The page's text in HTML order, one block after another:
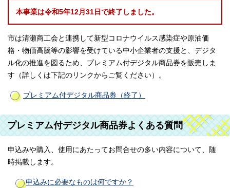
本事業は令和5年12月31日で終了しました。
市は清瀬商工会と連携して新型コロナウイルス感染症や原油価
格・物価高騰等の影響を受けている中小企業者の支援と、デジタ
ル化の推進を図るため、プレミアム付デジタル商品券を販売しま
す（詳しくは下記のリンクからご覧ください）。
プレミアム付デジタル商品券（終了）
プレミアム付デジタル商品券よくある質問
申込みや購入、使用にあたってお問合せの多い内容について、随
時掲載します。
申込みに必要なものは何ですか？